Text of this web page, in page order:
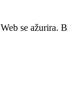
Web se ažurira.